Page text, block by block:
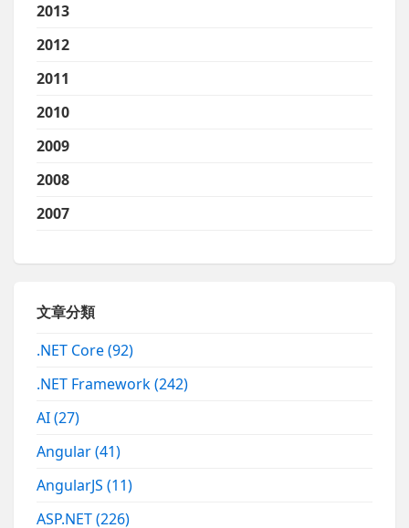
2013
2012
2011
2010
2009
2008
2007
文章分類
.NET Core(92)
.NET Framework(242)
AI(27)
Angular(41)
AngularJS(11)
ASP.NET(226)